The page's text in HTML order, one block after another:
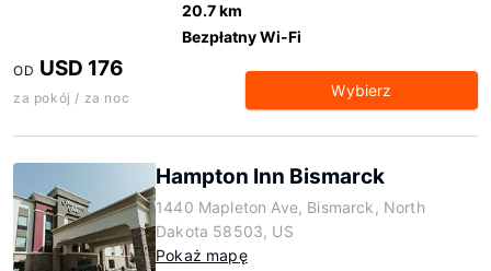
20.7 km
Bezpłatny Wi-Fi
OD USD 176
za pokój / za noc Wybierz
Hampton Inn Bismarck
1440 Mapleton Ave, Bismarck, North
Dakota 58503, US
Pokaż mapę